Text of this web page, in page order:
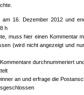
am 16. Dezember 2012 und
h
muss hier einen Kommentar
(wird nicht angezeigt und
durchnummeriert
an und erfrage die